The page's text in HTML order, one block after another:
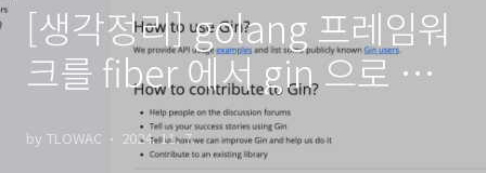
[생각정리] golang 프레임워
크를 fiber 에서 gin 으로 바
by TLOWAC 2024. 11. 7.